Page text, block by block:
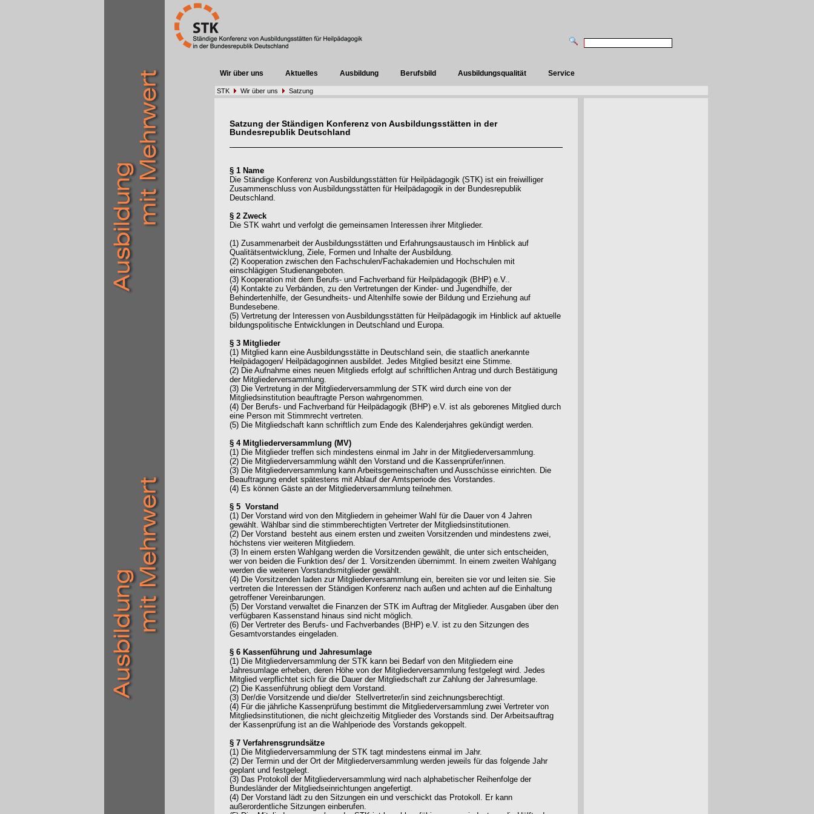
Wir über uns Aktuelles Ausbildung Berufsbild Ausbildungsqualität Service
STK Wir über uns Satzung
Satzung der Ständigen Konferenz von Ausbildungsstätten in der
Bundesrepublik Deutschland
§ 1 Name
Die Ständige Konferenz von Ausbildungsstätten für Heilpädagogik (STK) ist ein freiwilliger
Zusammenschluss von Ausbildungsstätten für Heilpädagogik in der Bundesrepublik
Deutschland.
§ 2 Zweck
Die STK wahrt und verfolgt die gemeinsamen Interessen ihrer Mitglieder.
(1) Zusammenarbeit der Ausbildungsstätten und Erfahrungsaustausch im Hinblick auf
Qualitätsentwicklung, Ziele, Formen und Inhalte der Ausbildung.
(2) Kooperation zwischen den Fachschulen/Fachakademien und Hochschulen mit
einschlägigen Studienangeboten.
(3) Kooperation mit dem Berufs- und Fachverband für Heilpädagogik (BHP) e.V..
(4) Kontakte zu Verbänden, zu den Vertretungen der Kinder- und Jugendhilfe, der
Behindertenhilfe, der Gesundheits- und Altenhilfe sowie der Bildung und Erziehung auf
Bundesebene.
(5) Vertretung der Interessen von Ausbildungsstätten für Heilpädagogik im Hinblick auf aktuelle
bildungspolitische Entwicklungen in Deutschland und Europa.
§ 3 Mitglieder
(1) Mitglied kann eine Ausbildungsstätte in Deutschland sein, die staatlich anerkannte
Heilpädagogen/ Heilpädagoginnen ausbildet. Jedes Mitglied besitzt eine Stimme.
(2) Die Aufnahme eines neuen Mitglieds erfolgt auf schriftlichen Antrag und durch Bestätigung
der Mitgliederversammlung.
(3) Die Vertretung in der Mitgliederversammlung der STK wird durch eine von der
Mitgliedsinstitution beauftragte Person wahrgenommen.
(4) Der Berufs- und Fachverband für Heilpädagogik (BHP) e.V. ist als geborenes Mitglied durch
eine Person mit Stimmrecht vertreten.
(5) Die Mitgliedschaft kann schriftlich zum Ende des Kalenderjahres gekündigt werden.
§ 4 Mitgliederversammlung (MV)
(1) Die Mitglieder treffen sich mindestens einmal im Jahr in der Mitgliederversammlung.
(2) Die Mitgliederversammlung wählt den Vorstand und die Kassenprüfer/innen.
(3) Die Mitgliederversammlung kann Arbeitsgemeinschaften und Ausschüsse einrichten. Die
Beauftragung endet spätestens mit Ablauf der Amtsperiode des Vorstandes.
(4) Es können Gäste an der Mitgliederversammlung teilnehmen.
§ 5 Vorstand
(1) Der Vorstand wird von den Mitgliedern in geheimer Wahl für die Dauer von 4 Jahren
gewählt. Wählbar sind die stimmberechtigten Vertreter der Mitgliedsinstitutionen.
(2) Der Vorstand besteht aus einem ersten und zweiten Vorsitzenden und mindestens zwei,
höchstens vier weiteren Mitgliedern.
(3) In einem ersten Wahlgang werden die Vorsitzenden gewählt, die unter sich entscheiden,
wer von beiden die Funktion des/ der 1. Vorsitzenden übernimmt. In einem zweiten Wahlgang
werden die weiteren Vorstandsmitglieder gewählt.
(4) Die Vorsitzenden laden zur Mitgliederversammlung ein, bereiten sie vor und leiten sie. Sie
vertreten die Interessen der Ständigen Konferenz nach außen und achten auf die Einhaltung
getroffener Vereinbarungen.
(5) Der Vorstand verwaltet die Finanzen der STK im Auftrag der Mitglieder. Ausgaben über den
verfügbaren Kassenstand hinaus sind nicht möglich.
(6) Der Vertreter des Berufs- und Fachverbandes (BHP) e.V. ist zu den Sitzungen des
Gesamtvorstandes eingeladen.
§ 6 Kassenführung und Jahresumlage
(1) Die Mitgliederversammlung der STK kann bei Bedarf von den Mitgliedern eine
Jahresumlage erheben, deren Höhe von der Mitgliederversammlung festgelegt wird. Jedes
Mitglied verpflichtet sich für die Dauer der Mitgliedschaft zur Zahlung der Jahresumlage.
(2) Die Kassenführung obliegt dem Vorstand.
(3) Der/die Vorsitzende und die/der Stellvertreter/in sind zeichnungsberechtigt.
(4) Für die jährliche Kassenprüfung bestimmt die Mitgliederversammlung zwei Vertreter von
Mitgliedsinstitutionen, die nicht gleichzeitig Mitglieder des Vorstands sind. Der Arbeitsauftrag
der Kassenprüfung ist an die Wahlperiode des Vorstands gekoppelt.
§ 7 Verfahrensgrundsätze
(1) Die Mitgliederversammlung der STK tagt mindestens einmal im Jahr.
(2) Der Termin und der Ort der Mitgliederversammlung werden jeweils für das folgende Jahr
geplant und festgelegt.
(3) Das Protokoll der Mitgliederversammlung wird nach alphabetischer Reihenfolge der
Bundesländer der Mitgliedseinrichtungen angefertigt.
(4) Der Vorstand lädt zu den Sitzungen ein und verschickt das Protokoll. Er kann
außerordentliche Sitzungen einberufen.